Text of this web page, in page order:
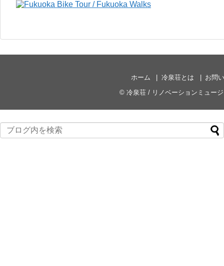
ホーム 冷泉荘とは
お問
© 冷泉荘 / リノベーションミュー